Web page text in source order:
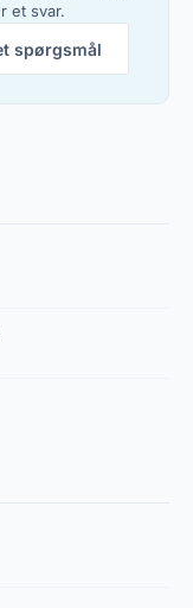
et svar.
spørgsmål